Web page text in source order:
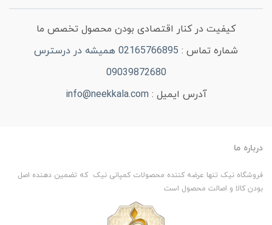
کیفیت در کنار اقتصادی بودن محصول تخصص ما
شماره تماس :
02165766895 همیشه در درسترس
09039872680
آدرس ایمیل : info@neekkala.com
درباره ما
فروشگاه نیک تنها عرضه کننده محصولات کمپانی نیک که تضمین دهنده اصل
بودن کالا و اصالت محصول است